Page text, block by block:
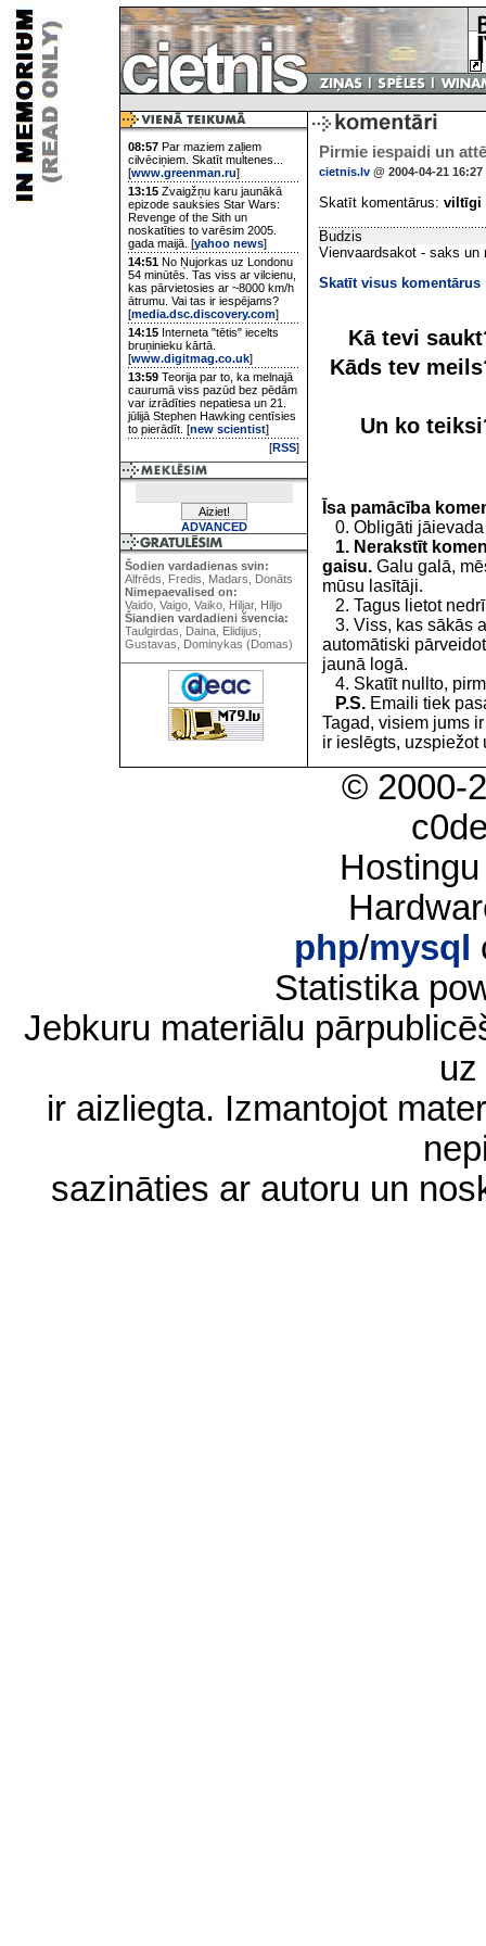
08:57 Par maziem zaļiem
cilvēciņiem. Skatīt multenes...
[www.greenman.ru]
13:15 Zvaigžņu karu jaunākā
epizode sauksies Star Wars:
Revenge of the Sith un
noskatīties to varēsim 2005.
gada maijā. [yahoo news]
14:51 No Ņujorkas uz Londonu
54 minūtēs. Tas viss ar vilcienu,
kas pārvietosies ar ~8000 km/h
ātrumu. Vai tas ir iespējams?
[media.dsc.discovery.com]
14:15 Interneta "tētis" iecelts
bruņinieku kārtā.
[www.digitmag.co.uk]
13:59 Teorija par to, ka melnajā
caurumā viss pazūd bez pēdām
var izrādīties nepatiesa un 21.
jūlijā Stephen Hawking centīsies
to pierādīt. [new scientist]
[RSS]
ADVANCED
Šodien vardadienas svin:
Alfrēds, Fredis, Madars, Donāts
Nimepaevalised on:
Vaido, Vaigo, Vaiko, Hiljar, Hiljo
Šiandien vardadieni švencia:
Taulgirdas, Daina, Elidijus,
Gustavas, Dominykas (Domas)
Pirmie iespaidi un
cietnis.lv @ 2004-04-21 16:27
Skatīt komentārus: viltīgi
Budzis
Vienvaardsakot - saks un
Skatīt visus komentārus
Kā tevi
Kāds tev
Un ko
Īsa pamācība
0. Obligāti jāievada
1. Nerakstīt
gaisu. Galu galā,
mūsu lasītāji.
2. Tagus lietot
3. Viss, kas sākās
automātiski
jaunā logā.
4. Skatīt nullto,
P.S. Emaili tiek
Tagad, visiem jums
ir ieslēgts, uzspiežot
© 2000-
php/mysql
Statistika
Jebkuru materiālu
ir aizliegta. Izmantojot
sazināties ar autoru un